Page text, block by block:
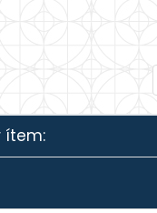
ítem: